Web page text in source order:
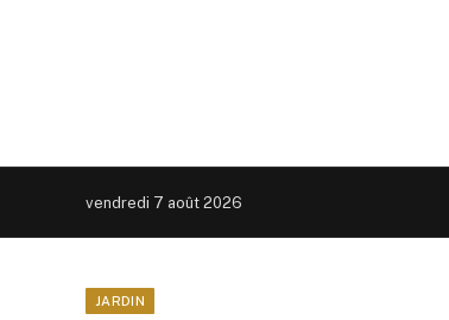
vendredi 7 août 2026
JARDIN